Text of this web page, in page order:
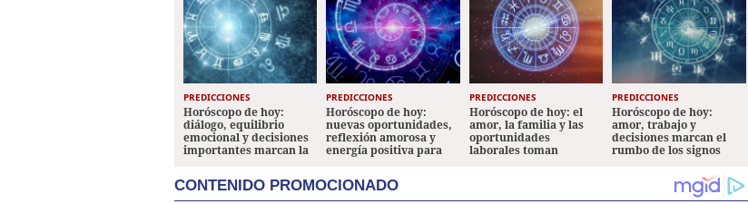
PREDICCIONES
Horóscopo de hoy:
diálogo, equilibrio
emocional y decisiones
importantes marcan la
PREDICCIONES
Horóscopo de hoy:
nuevas oportunidades,
reflexión amorosa y
energía positiva para
PREDICCIONES
Horóscopo de hoy: el
amor, la familia y las
oportunidades
laborales toman
PREDICCIONES
Horóscopo de hoy:
amor, trabajo y
decisiones marcan el
rumbo de los signos
CONTENIDO PROMOCIONADO